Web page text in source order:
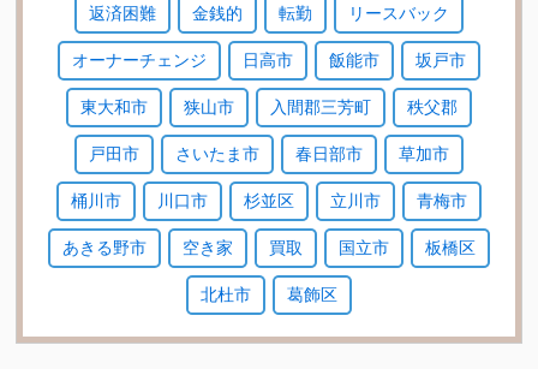
返済困難 金銭的 転勤 リースバック
オーナーチェンジ 日高市 飯能市 坂戸市
東大和市 狭山市 入間郡三芳町 秩父郡
戸田市 さいたま市 春日部市 草加市
桶川市 川口市 杉並区 立川市 青梅市
あきる野市 空き家 買取 国立市 板橋区
北杜市 葛飾区